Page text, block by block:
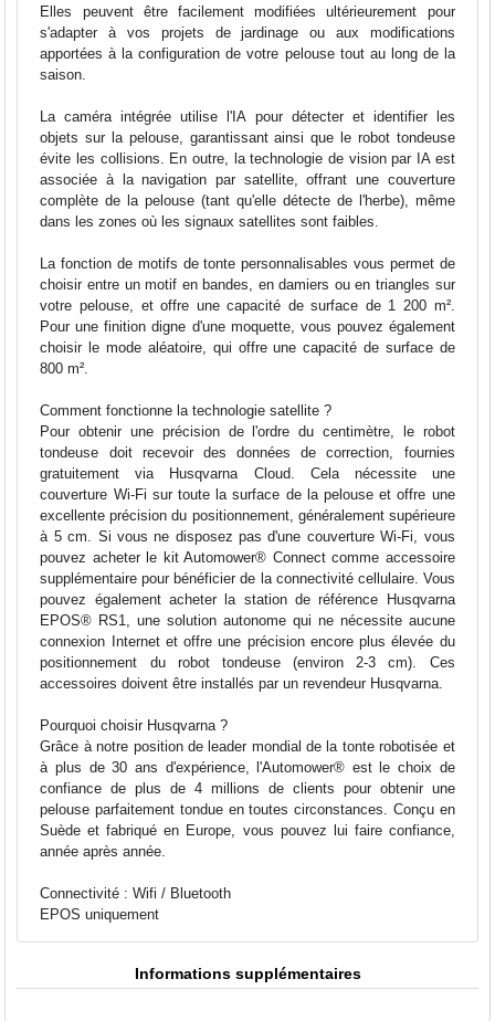
Elles peuvent être facilement modifiées ultérieurement pour
s'adapter à vos projets de jardinage ou aux modifications
apportées à la configuration de votre pelouse tout au long de la
saison.
La caméra intégrée utilise l'IA pour détecter et identifier les
objets sur la pelouse, garantissant ainsi que le robot tondeuse
évite les collisions. En outre, la technologie de vision par IA est
associée à la navigation par satellite, offrant une couverture
complète de la pelouse (tant qu'elle détecte de l'herbe), même
dans les zones où les signaux satellites sont faibles.
La fonction de motifs de tonte personnalisables vous permet de
choisir entre un motif en bandes, en damiers ou en triangles sur
votre pelouse, et offre une capacité de surface de 1 200 m².
Pour une finition digne d'une moquette, vous pouvez également
choisir le mode aléatoire, qui offre une capacité de surface de
800 m².
Comment fonctionne la technologie satellite ?
Pour obtenir une précision de l'ordre du centimètre, le robot
tondeuse doit recevoir des données de correction, fournies
gratuitement via Husqvarna Cloud. Cela nécessite une
couverture Wi-Fi sur toute la surface de la pelouse et offre une
excellente précision du positionnement, généralement supérieure
à 5 cm. Si vous ne disposez pas d'une couverture Wi-Fi, vous
pouvez acheter le kit Automower® Connect comme accessoire
supplémentaire pour bénéficier de la connectivité cellulaire. Vous
pouvez également acheter la station de référence Husqvarna
EPOS® RS1, une solution autonome qui ne nécessite aucune
connexion Internet et offre une précision encore plus élevée du
positionnement du robot tondeuse (environ 2-3 cm). Ces
accessoires doivent être installés par un revendeur Husqvarna.
Pourquoi choisir Husqvarna ?
Grâce à notre position de leader mondial de la tonte robotisée et
à plus de 30 ans d'expérience, l'Automower® est le choix de
confiance de plus de 4 millions de clients pour obtenir une
pelouse parfaitement tondue en toutes circonstances. Conçu en
Suède et fabriqué en Europe, vous pouvez lui faire confiance,
année après année.
Connectivité : Wifi / Bluetooth
EPOS uniquement
Informations supplémentaires